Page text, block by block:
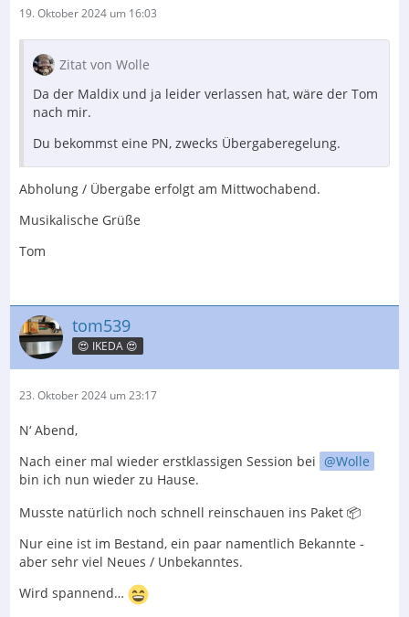
19. Oktober 2024 um 16:03
Zitat von Wolle
Da der Maldix und ja leider verlassen hat, wäre der Tom
nach mir.
Du bekommst eine PN, zwecks Übergaberegelung.
Abholung / Übergabe erfolgt am Mittwochabend.
Musikalische Grüße
Tom
tom539
😍 IKEDA 😍
23. Oktober 2024 um 23:17
N‘ Abend,
Nach einer mal wieder erstklassigen Session bei
Wolle
bin ich nun wieder zu Hause.
Musste natürlich noch schnell reinschauen ins Paket 📦
Nur eine ist im Bestand, ein paar namentlich Bekannte -
aber sehr viel Neues / Unbekanntes.
Wird spannend…